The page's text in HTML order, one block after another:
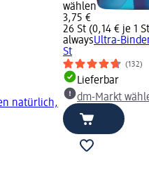
natürlich,
wählen
3,75 €
26 St (0,14 € je 1
alwaysUltra-
St
(132)
Lieferbar
dm-Markt